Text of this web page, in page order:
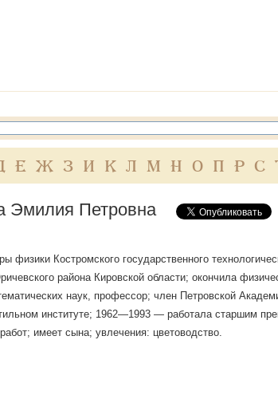
Е Ж З И К Л М Н О П Р С
Эмилия Петровна
физики Костромского государственного
района Кировской области; окончила
наук, профессор; член Петровской
институте; 1962—1993 — работала старшим
имеет сына; увлечения: цветоводство.